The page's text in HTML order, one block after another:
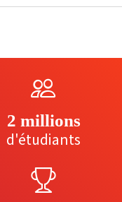
2 millions
d'étudiants